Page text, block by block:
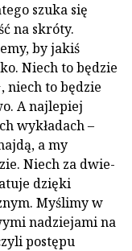
szuka się
na skróty.
by jakiś
Niech to będzie
, niech to będzie
A najlepiej
wykładach –
a my
Niech za dwie-
dzięki
Myślimy w
nadziejami na
postępu